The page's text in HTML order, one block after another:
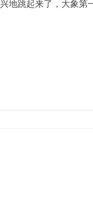
地跳起来了，大象